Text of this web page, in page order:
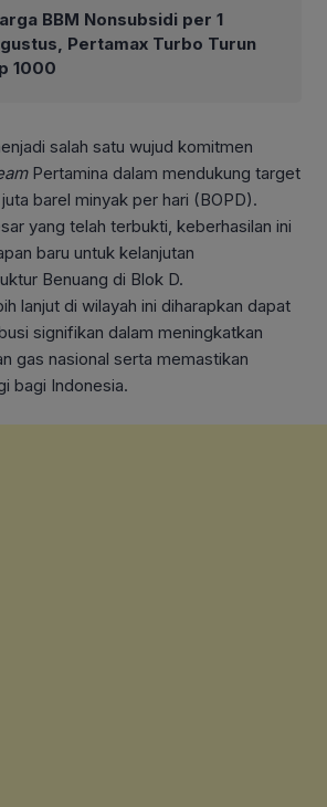
BBM Nonsubsidi per 1
Pertamax Turbo Turun
1000
salah satu wujud komitmen
Pertamina dalam mendukung target
barel minyak per hari (BOPD).
yang telah terbukti, keberhasilan ini
baru untuk kelanjutan
Benuang di Blok D.
lanjut di wilayah ini diharapkan dapat
signifikan dalam meningkatkan
gas nasional serta memastikan
bagi Indonesia.